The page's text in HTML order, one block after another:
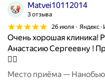
Matvei10112014
3 отзыва
26 июля
Яндекс ·
Очень хорошая клиника!
Анастасию Сергеевну !
👌🏼
Место приёма —